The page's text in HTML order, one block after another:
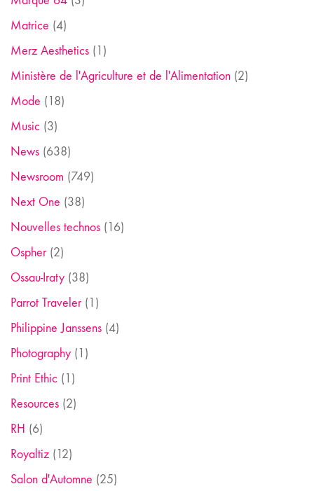
Matrice (4)
Merz Aesthetics (1)
Ministère de l'Agriculture et de l'Alimentation (2)
Mode (18)
Music (3)
News (638)
Newsroom (749)
Next One (38)
Nouvelles technos (16)
Ospher(2)
Ossau-Iraty (38)
Parrot Traveler(1)
Philippine Janssens (4)
Photography (1)
Print Ethic (1)
Resources (2)
RH (6)
Royaltiz (12)
Salon d'Automne (25)